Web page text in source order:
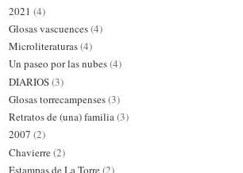
2021 (4)
Glosas vascuences(4)
Microliteraturas(4)
Un paseo por las nubes(4)
DIARIOS(3)
Glosas torrecampenses(3)
Retratos de (una) familia(3)
2007 (2)
Chavierre(2)
Estampas de La Torre(2)